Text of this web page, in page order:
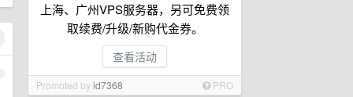
上海、广州VPS服务器，另可免费领
取续费/升级/新购代金券。
查看活动
Promoted byid7368 PRO